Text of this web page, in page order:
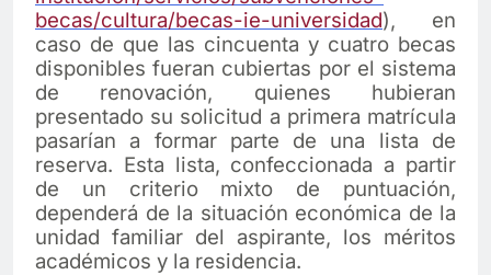
becas/cultura/becas-ie-universidad), en
caso de que las cincuenta y cuatro becas
disponibles fueran cubiertas por el sistema
de renovación, quienes hubieran
presentado su solicitud a primera matrícula
pasarían a formar parte de una lista de
reserva. Esta lista, confeccionada a partir
de un criterio mixto de puntuación,
dependerá de la situación económica de la
unidad familiar del aspirante, los méritos
académicos y la residencia.